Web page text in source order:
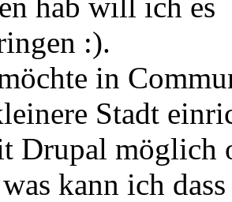
:).
in
Stadt
Drupal möglich
kann ich